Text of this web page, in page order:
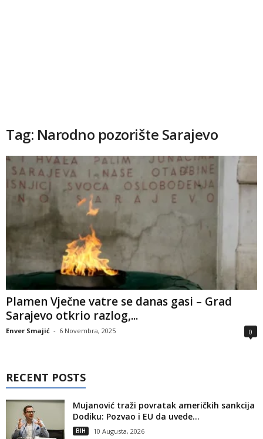
Tag: Narodno pozorište Sarajevo
Plamen Vječne vatre se danas gasi – Grad
Sarajevo otkrio razlog,...
Enver Smajić - 6 Novembra, 2025 0
RECENT POSTS
Mujanović traži povratak američkih sankcija
Dodiku: Pozvao i EU da uvede...
BIH 10 Augusta, 2026